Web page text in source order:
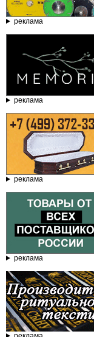
реклама
реклама
реклама
реклама